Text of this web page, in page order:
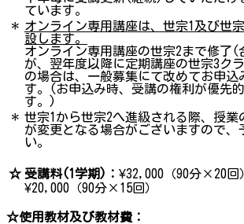
ています。
＊ オンライン専用講座は、世宗1及び世
設します。
オンライン専用講座の世宗2まで修了(
が、翌年度以降に定期講座の世宗3ク
の場合は、一般募集にて改めてお申込
す。(お申込み時、受講の権利が優先
す。)
＊ 世宗1から世宗2へ進級される際、授業
が変更となる場合がございますので、
い。
☆ 受講料(1学期)： ¥32,000（90分×20
¥20,000（90分×15回）
☆使用教材及び教材費：